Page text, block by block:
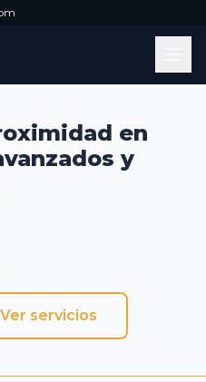
en
y
Ver servicios